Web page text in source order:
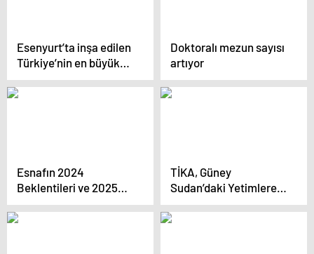
Esenyurt’ta inşa edilen
Türkiye’nin en büyük
lise kampüsü ocakta
açılacak
Doktoralı mezun sayısı
artıyor
Esnafın 2024
Beklentileri ve 2025
Umutları
TİKA, Güney
Sudan’daki Yetimlere
Gıda Yardımı Dağıttı